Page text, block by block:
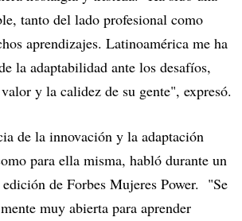
tanto del lado profesional como
aprendizajes. Latinoamérica me ha
la adaptabilidad ante los desafíos,
y la calidez de su gente", expresó.
de la innovación y la adaptación
para ella misma, habló durante un
de Forbes Mujeres Power. "Se
muy abierta para aprender